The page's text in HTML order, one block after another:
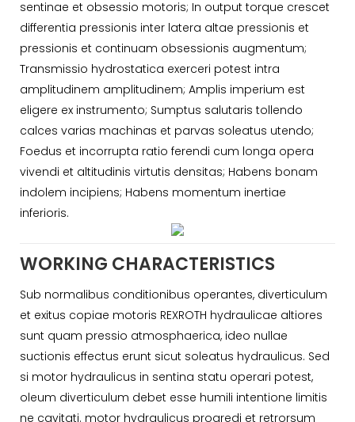
sentinae et obsessio motoris; In output torque crescet
differentia pressionis inter latera altae pressionis et
pressionis et continuam obsessionis augmentum;
Transmissio hydrostatica exerceri potest intra
amplitudinem amplitudinem; Amplis imperium est
eligere ex instrumento; Sumptus salutaris tollendo
calces varias machinas et parvas soleatus utendo;
Foedus et incorrupta ratio ferendi cum longa opera
vivendi et altitudinis virtutis densitas; Habens bonam
indolem incipiens; Habens momentum inertiae
inferioris.
WORKING CHARACTERISTICS
Sub normalibus conditionibus operantes, diverticulum
et exitus copiae motoris REXROTH hydraulicae altiores
sunt quam pressio atmosphaerica, ideo nullae
suctionis effectus erunt sicut soleatus hydraulicus. Sed
si motor hydraulicus in sentina statu operari potest,
oleum diverticulum debet esse humili intentione limitis
ne cavitati. motor hydraulicus progredi et retrorsum